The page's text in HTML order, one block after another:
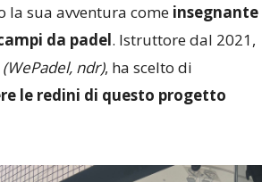
la sua avventura come insegnante
da padel. Istruttore dal 2021,
(WePadel, ndr), ha scelto di
le redini di questo progetto